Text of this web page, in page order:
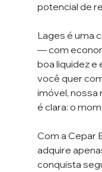
potencial de
Lages é uma
— com
boa liquidez e
você quer
imóvel, nossa
é clara: o
Com a Cepar
adquire
conquista